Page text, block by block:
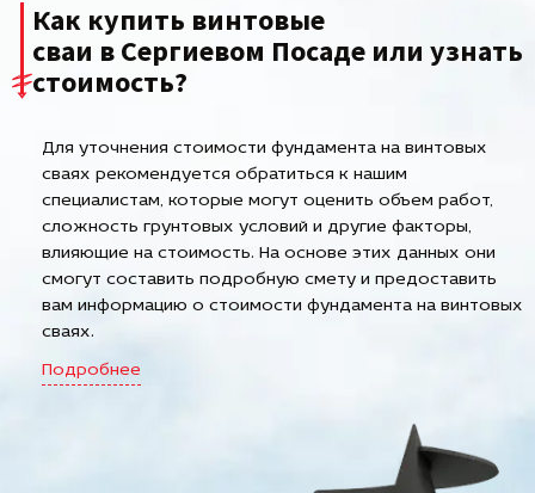
Как купить винтовые
сваи в Сергиевом Посаде или узнать
стоимость?
Для уточнения стоимости фундамента на винтовых
сваях рекомендуется обратиться к нашим
специалистам, которые могут оценить объем работ,
сложность грунтовых условий и другие факторы,
влияющие на стоимость. На основе этих данных они
смогут составить подробную смету и предоставить
вам информацию о стоимости фундамента на винтовых
сваях.
Подробнее